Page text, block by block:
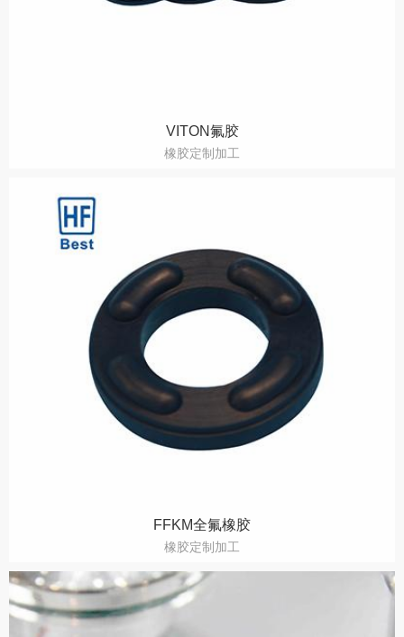
VITON氟胶
橡胶定制加工
FFKM全氟橡胶
橡胶定制加工